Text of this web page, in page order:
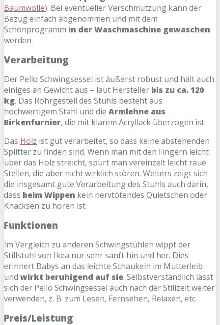
Baumwolle). Bei eventueller Verschmutzung kann der
Bezug einfach abgenommen und mit dem
Schonprogramm in der Waschmaschine gewaschen
werden.
Verarbeitung
Der Pello Schwingsessel ist äußerst robust und hält auch
einiges an Gewicht aus – laut Hersteller bis zu ca. 120
kg. Das Rohrgestell des Stuhls besteht aus
hochwertigem Stahl und die Armlehne aus
Birkenfurnier, die mit klarem Acryllack überzogen ist.
Das Holz ist gut verarbeitet, so dass keine abstehenden
Splitter zu finden sind. Wenn man mit den Fingern leicht
über das Holz streicht, spürt man vereinzelt leicht raue
Stellen, die aber nicht wirklich stören. Weiters zeigt sich
die insgesamt gute Verarbeitung des Stuhls auch darin,
dass beim Wippen kein nervtötendes Quietschen oder
Knacksen zu hören ist.
Funktionen
Im Vergleich zu anderen Schwingstühlen wippt der
Stillstuhl von Ikea nur sehr sanft hin und her. Dies
erinnert Babys an das leichte Schaukeln im Mutterleib
und wirkt beruhigend auf sie. Selbstverständlich lässt
sich der Pello Schwingsessel auch nach der Stillzeit weiter
verwenden, z. B. zum Lesen, Fernsehen, Relaxen, etc.
Preis/Leistung